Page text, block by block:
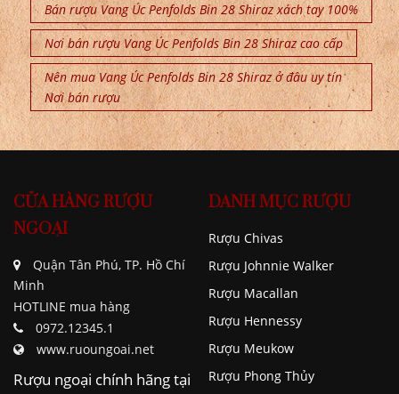
Bán rượu Vang Úc Penfolds Bin 28 Shiraz xách tay 100%
Nơi bán rượu Vang Úc Penfolds Bin 28 Shiraz cao cấp
Nên mua Vang Úc Penfolds Bin 28 Shiraz ở đâu uy tín
Nơi bán rượu
CỬA HÀNG RƯỢU
NGOẠI
Quận Tân Phú, TP. Hồ Chí
Minh
HOTLINE mua hàng
0972.12345.1
www.ruoungoai.net
Rượu ngoại chính hãng tại
DANH MỤC RƯỢU
Rượu Chivas
Rượu Johnnie Walker
Rượu Macallan
Rượu Hennessy
Rượu Meukow
Rượu Phong Thủy